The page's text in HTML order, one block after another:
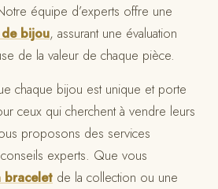
équipe d’experts offre une
bijou, assurant une évaluation
de la valeur de chaque pièce.
chaque bijou est unique et porte
ceux qui cherchent à vendre leurs
proposons des services
experts. Que vous
bracelet de la collection ou une